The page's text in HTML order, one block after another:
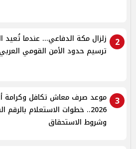
2
زلزال مكة الدفاعي... عندما تُعيد
ترسيم حدود الأمن القومي العربي
3
موعد صرف معاش تكافل
2026.. خطوات الاستعلام بالرقم
وشروط الاستحقاق